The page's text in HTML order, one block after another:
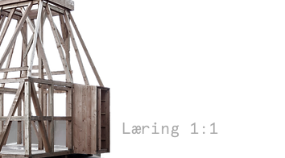
Læring 1:1